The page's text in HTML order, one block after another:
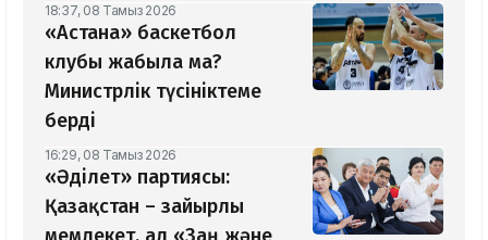
18:37, 08 Тамыз 2026
«Астана» баскетбол
клубы жабыла ма?
Министрлік түсініктеме
берді
16:29, 08 Тамыз 2026
«Әділет» партиясы:
Қазақстан – зайырлы
мемлекет, ал «Заң және